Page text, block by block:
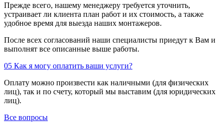
Прежде всего, нашему менеджеру требуется уточнить,
устраивает ли клиента план работ и их стоимость, а также
удобное время для выезда наших монтажеров.
После всех согласований наши специалисты приедут к Вам и
выполнят все описанные выше работы.
05 Как я могу оплатить ваши услуги?
Оплату можно произвести как наличными (для физических
лиц), так и по счету, который мы выставим (для юридических
лиц).
Все вопросы